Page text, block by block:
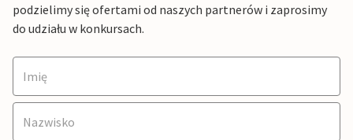
podzielimy się ofertami od naszych partnerów i zaprosimy
do udziału w konkursach.